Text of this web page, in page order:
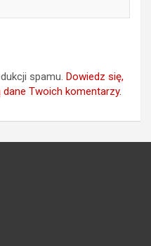
spamu. Dowiedz się,
Twoich komentarzy.